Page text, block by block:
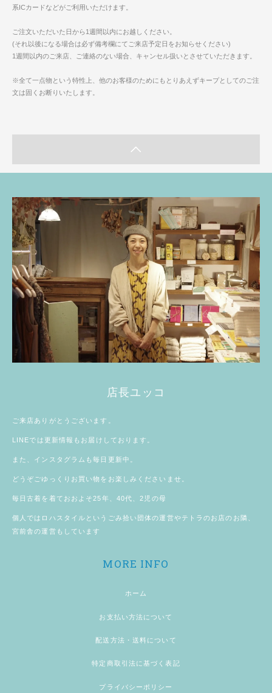
系ICカードなどがご利用いただけます。
ご注文いただいた日から1週間以内にお越しください。
(それ以後になる場合は必ず備考欄にてご来店予定日をお知らせください)
1週間以内のご来店、ご連絡のない場合、キャンセル扱いとさせていただきます。
※全て一点物という特性上、他のお客様のためにもとりあえずキープとしてのご注
文は固くお断りいたします。
店長ユッコ
ご来店ありがとうございます。
LINEでは更新情報もお届けしております。
また、 インスタグラム も毎日更新中。
どうぞごゆっくりお買い物をお楽しみくださいませ。
毎日古着を着ておおよそ25年、40代、2児の母
個人では ロハスタイル というごみ拾い団体の運営やテトラのお店のお隣、
宮前舎の運営もしています
MORE INFO
ホーム
お支払い方法について
配送方法・送料について
特定商取引法に基づく表記
プライバシーポリシー